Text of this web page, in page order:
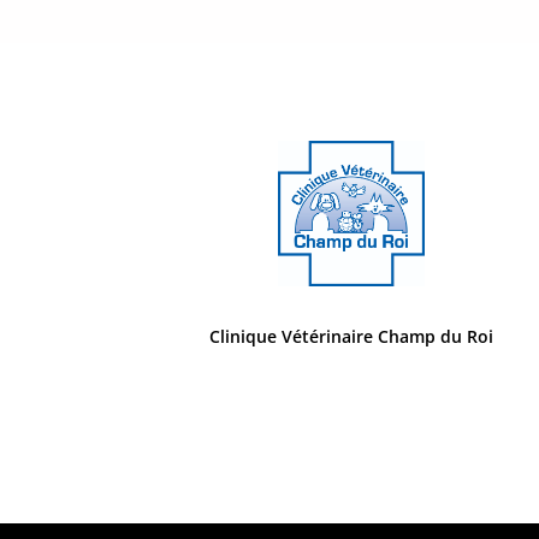
Clinique Vétérinaire Champ du Roi